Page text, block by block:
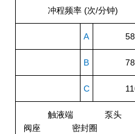
冲程频率 (次/分钟)
A 58
B 78
C
触液端 泵头
阀座
密封圈